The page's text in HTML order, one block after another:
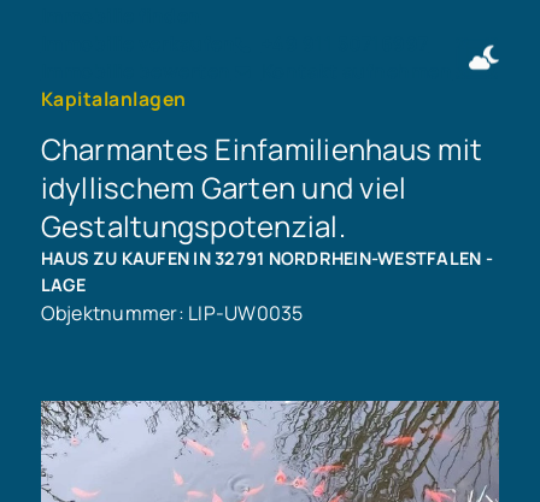
Kapitalanlagen
Charmantes Einfamilienhaus mit
idyllischem Garten und viel
Gestaltungspotenzial.
HAUS ZU KAUFEN IN 32791 NORDRHEIN-WESTFALEN -
LAGE
Objektnummer: LIP-UW0035